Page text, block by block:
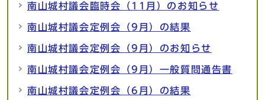
南山城村議会臨時会（11月）のお知らせ
南山城村議会定例会（9月）の結果
南山城村議会定例会（9月）のお知らせ
南山城村議会定例会（9月）一般質問通告書
南山城村議会定例会（6月）の結果